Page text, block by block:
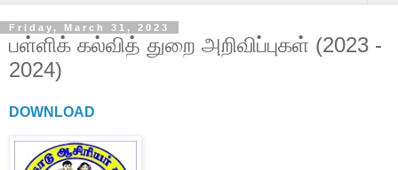
Friday, March 31, 2023
பள்ளிக் கல்வித் துறை அறிவிப்புகள் (2023 -
2024)
DOWNLOAD